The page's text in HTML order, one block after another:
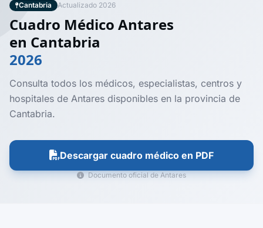
Cantabria Actualizado 2026
Cuadro Médico Antares
en Cantabria
2026
Consulta todos los médicos, especialistas, centros y
hospitales de Antares disponibles en la provincia de
Cantabria.
Descargar cuadro médico en PDF
Documento oficial de Antares